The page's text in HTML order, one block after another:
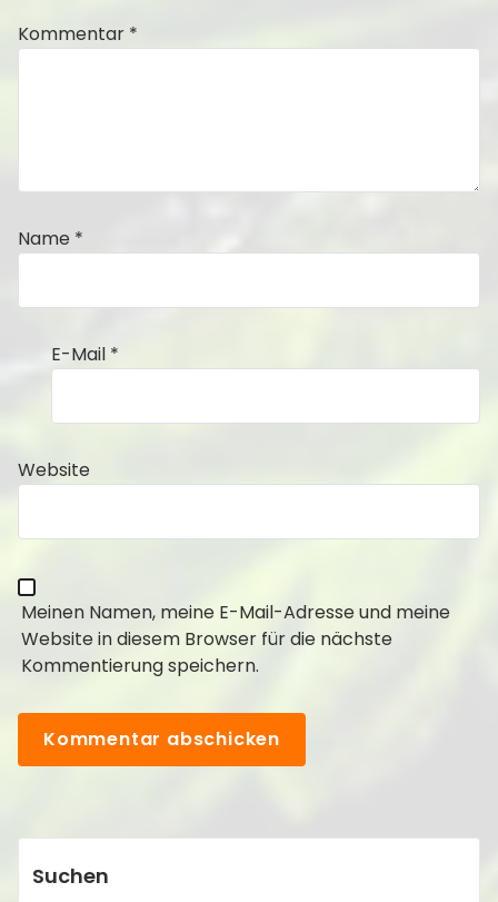
Kommentar *
Name *
E-Mail *
Website
Meinen Namen, meine E-Mail-Adresse und meine
Website in diesem Browser für die nächste
Kommentierung speichern.
Suchen